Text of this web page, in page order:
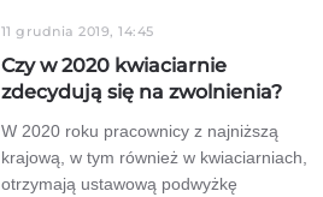
11 grudnia 2019, 14:45
Czy w 2020 kwiaciarnie
zdecydują się na zwolnienia?
W 2020 roku pracownicy z najniższą
krajową, w tym również w kwiaciarniach,
otrzymają ustawową podwyżkę